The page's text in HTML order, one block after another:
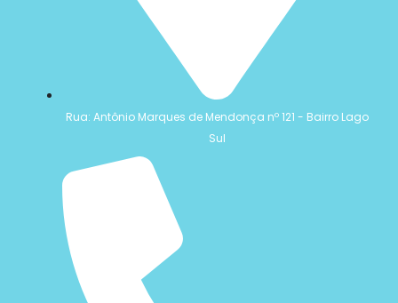
Rua: Antônio Marques de Mendonça nº 121 - Bairro Lago
Sul